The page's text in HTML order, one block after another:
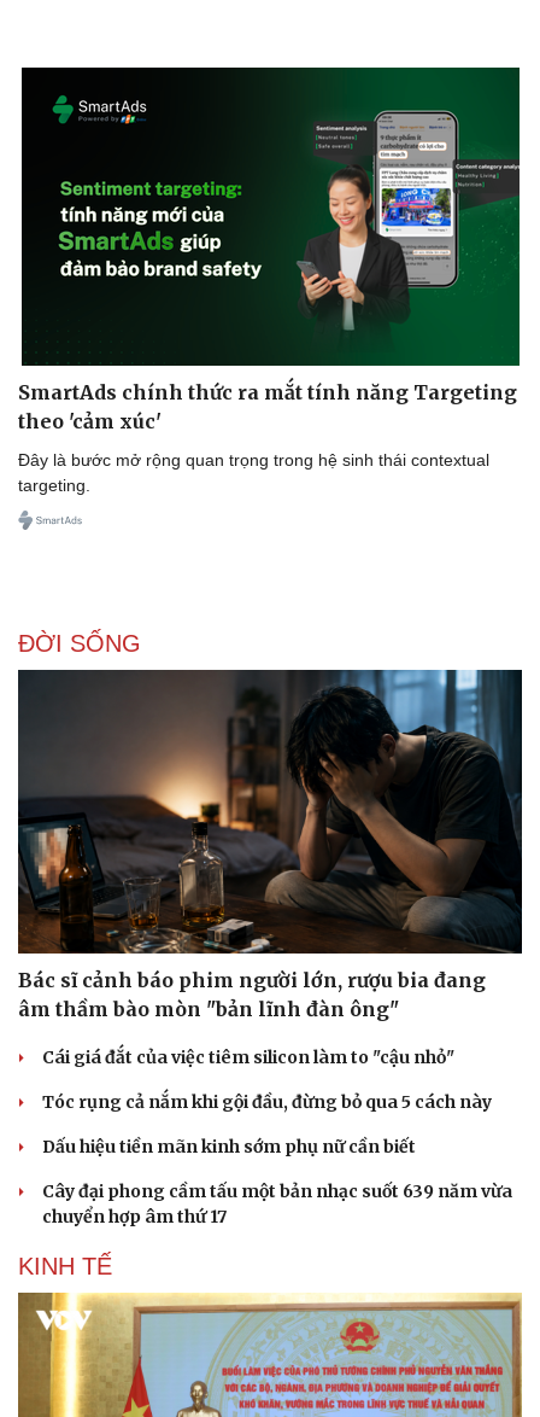
Doanh nghiệp
Thông tin doanh nghiệp
Doanh nghiệp 24h
Doanh nhân
Vì cộng đồng
Công nghệ
Sành điệu
Tin Công nghệ
Trải nghiệm
Chuyển đổi số
SmartAds chính thức ra mắt tính năng Targeting
theo 'cảm xúc'
Đây là bước mở rộng quan trọng trong hệ sinh thái contextual
targeting.
ĐỜI SỐNG
Bác sĩ cảnh báo phim người lớn, rượu bia đang
âm thầm bào mòn "bản lĩnh đàn ông"
Cái giá đắt của việc tiêm silicon làm to "cậu nhỏ"
Tóc rụng cả nắm khi gội đầu, đừng bỏ qua 5 cách này
Dấu hiệu tiền mãn kinh sớm phụ nữ cần biết
Cây đại phong cầm tấu một bản nhạc suốt 639 năm vừa
chuyển hợp âm thứ 17
KINH TẾ